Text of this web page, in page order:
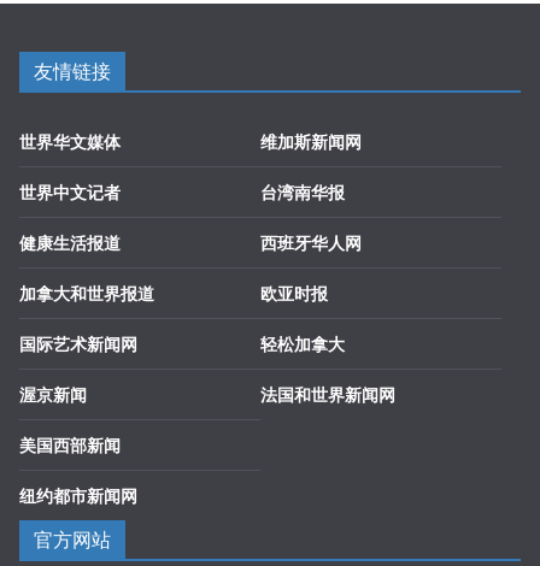
友情链接
世界华文媒体
世界中文记者
健康生活报道
加拿大和世界报道
国际艺术新闻网
渥京新闻
美国西部新闻
纽约都市新闻网
维加斯新闻网
台湾南华报
西班牙华人网
欧亚时报
轻松加拿大
法国和世界新闻网
官方网站